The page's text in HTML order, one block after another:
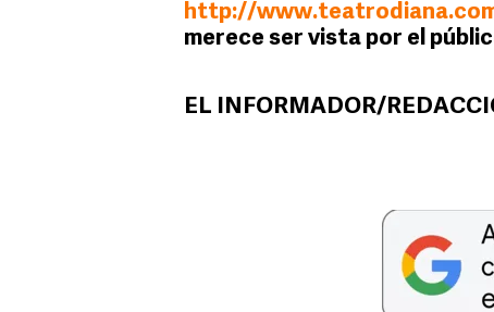
http://
merece ser vista por el
EL INFORMADOR/